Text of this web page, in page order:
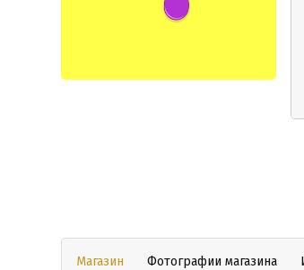
Магазин Фотографии магазина